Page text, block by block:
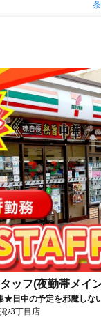
ッフ(夜勤帯メイ
★日中の予定を邪魔しな
砂3丁目店